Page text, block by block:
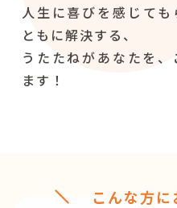
人生に喜びを感じて
ともに解決する、
うたたねがあなたを
ます！
こんな方